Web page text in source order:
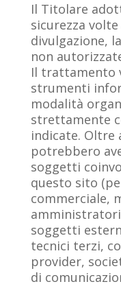
Il Titolare
sicurezza volte
divulgazione,
non
Il trattamento
strumenti
modalità
strettamente
indicate. Oltre
potrebbero
soggetti
questo sito
commerciale,
soggetti
tecnici terzi,
provider,
di